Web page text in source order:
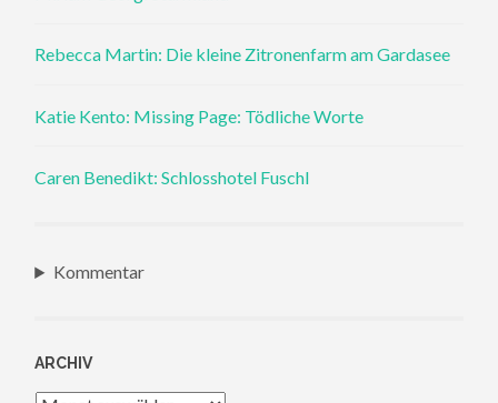
Rebecca Martin: Die kleine Zitronenfarm am Gardasee
Katie Kento: Missing Page: Tödliche Worte
Caren Benedikt: Schlosshotel Fuschl
Kommentar
ARCHIV